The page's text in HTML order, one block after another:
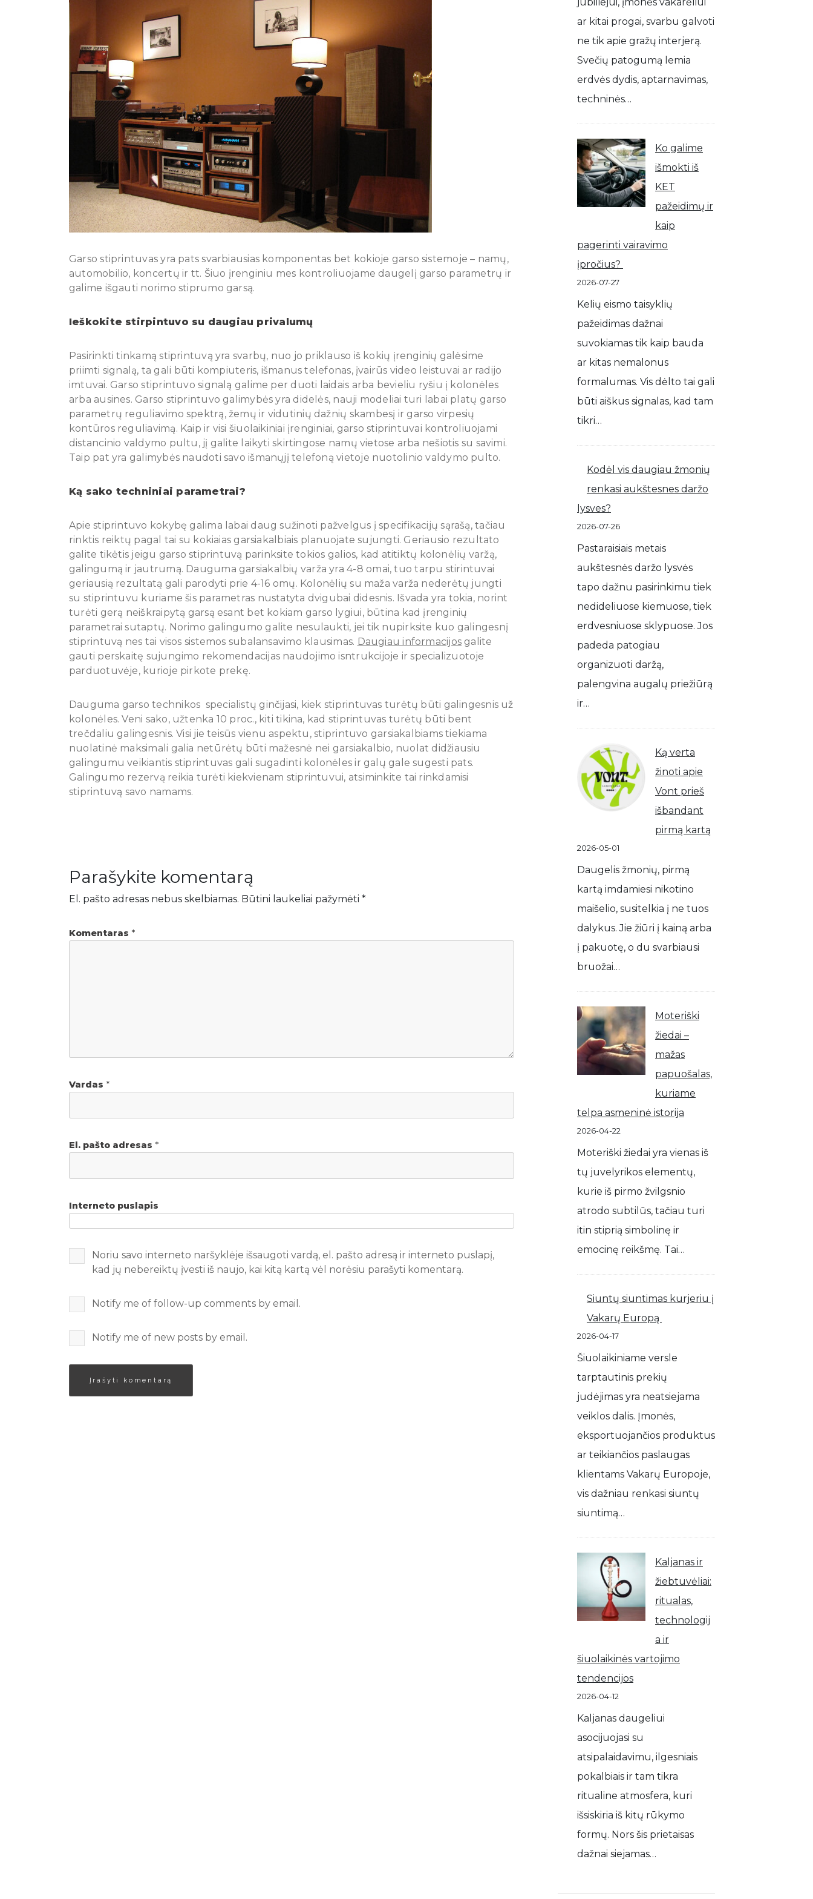
Garso stiprintuvas yra pats svarbiausias komponentas bet kokioje garso sistemoje – namų,
automobilio, koncertų ir tt. Šiuo įrenginiu mes kontroliuojame daugelį garso parametrų ir
galime išgauti norimo stiprumo garsą.
Ieškokite stirpintuvo su daugiau privalumų
Pasirinkti tinkamą stiprintuvą yra svarbų, nuo jo priklauso iš kokių įrenginių galėsime
priimti signalą, ta gali būti kompiuteris, išmanus telefonas, įvairūs video leistuvai ar radijo
imtuvai. Garso stiprintuvo signalą galime per duoti laidais arba bevieliu ryšiu į kolonėles
arba ausines. Garso stiprintuvo galimybės yra didelės, nauji modeliai turi labai platų garso
parametrų reguliavimo spektrą, žemų ir vidutinių dažnių skambesį ir garso virpesių
kontūros reguliavimą. Kaip ir visi šiuolaikiniai įrenginiai, garso stiprintuvai kontroliuojami
distancinio valdymo pultu, jį galite laikyti skirtingose namų vietose arba nešiotis su savimi.
Taip pat yra galimybės naudoti savo išmanųjį telefoną vietoje nuotolinio valdymo pulto.
Ką sako techniniai parametrai?
Apie stiprintuvo kokybę galima labai daug sužinoti pažvelgus į specifikacijų sąrašą, tačiau
rinktis reiktų pagal tai su kokiaias garsiakalbiais planuojate sujungti. Geriausio rezultato
galite tikėtis jeigu garso stiprintuvą parinksite tokios galios, kad atitiktų kolonėlių varžą,
galingumą ir jautrumą. Dauguma garsiakalbių varža yra 4-8 omai, tuo tarpu stirintuvai
geriausią rezultatą gali parodyti prie 4-16 omų. Kolonėlių su maža varža nederėtų jungti
su stiprintuvu kuriame šis parametras nustatyta dvigubai didesnis. Išvada yra tokia, norint
turėti gerą neiškraipytą garsą esant bet kokiam garso lygiui, būtina kad įrenginių
parametrai sutaptų. Norimo galingumo galite nesulaukti, jei tik nupirksite kuo galingesnį
stiprintuvą nes tai visos sistemos subalansavimo klausimas. Daugiau informacijos galite
gauti perskaitę sujungimo rekomendacijas naudojimo isntrukcijoje ir specializuotoje
parduotuvėje, kurioje pirkote prekę.
Dauguma garso technikos specialistų ginčijasi, kiek stiprintuvas turėtų būti galingesnis už
kolonėles. Veni sako, užtenka 10 proc., kiti tikina, kad stiprintuvas turėtų būti bent
trečdaliu galingesnis. Visi jie teisūs vienu aspektu, stiprintuvo garsiakalbiams tiekiama
nuolatinė maksimali galia netūrėtų būti mažesnė nei garsiakalbio, nuolat didžiausiu
galingumu veikiantis stiprintuvas gali sugadinti kolonėles ir galų gale sugesti pats.
Galingumo rezervą reikia turėti kiekvienam stiprintuvui, atsiminkite tai rinkdamisi
stiprintuvą savo namams.
Parašykite komentarą
El. pašto adresas nebus skelbiamas. Būtini laukeliai pažymėti *
Komentaras *
Vardas *
El. pašto adresas *
Interneto puslapis
Noriu savo interneto naršyklėje išsaugoti vardą, el. pašto adresą ir interneto puslapį,
kad jų nebereiktų įvesti iš naujo, kai kitą kartą vėl norėsiu parašyti komentarą.
Notify me of follow-up comments by email.
Notify me of new posts by email.
ar kitai progai, svarbu galvoti
ne tik apie gražų interjerą.
Svečių patogumą lemia
erdvės dydis, aptarnavimas,
techninės…
Ko galime
išmokti iš
KET
pažeidimų ir
kaip
pagerinti vairavimo
įpročius?
2026-07-27
Kelių eismo taisyklių
pažeidimas dažnai
suvokiamas tik kaip bauda
ar kitas nemalonus
formalumas. Vis dėlto tai gali
būti aiškus signalas, kad tam
tikri…
Kodėl vis daugiau žmonių
renkasi aukštesnes daržo
lysves?
2026-07-26
Pastaraisiais metais
aukštesnės daržo lysvės
tapo dažnu pasirinkimu tiek
nedideliuose kiemuose, tiek
erdvesniuose sklypuose. Jos
padeda patogiau
organizuoti daržą,
palengvina augalų priežiūrą
ir…
Ką verta
žinoti apie
Vont prieš
išbandant
pirmą kartą
2026-05-01
Daugelis žmonių, pirmą
kartą imdamiesi nikotino
maišelio, susitelkia į ne tuos
dalykus. Jie žiūri į kainą arba
į pakuotę, o du svarbiausi
bruožai…
Moteriški
žiedai –
mažas
papuošalas,
kuriame
telpa asmeninė istorija
2026-04-22
Moteriški žiedai yra vienas iš
tų juvelyrikos elementų,
kurie iš pirmo žvilgsnio
atrodo subtilūs, tačiau turi
itin stiprią simbolinę ir
emocinę reikšmę. Tai…
Siuntų siuntimas kurjeriu į
Vakarų Europą
2026-04-17
Šiuolaikiniame versle
tarptautinis prekių
judėjimas yra neatsiejama
veiklos dalis. Įmonės,
eksportuojančios produktus
ar teikiančios paslaugas
klientams Vakarų Europoje,
vis dažniau renkasi siuntų
siuntimą…
Kaljanas ir
žiebtuvėliai:
ritualas,
technologij
a ir
šiuolaikinės vartojimo
tendencijos
2026-04-12
Kaljanas daugeliui
asocijuojasi su
atsipalaidavimu, ilgesniais
pokalbiais ir tam tikra
ritualine atmosfera, kuri
išsiskiria iš kitų rūkymo
formų. Nors šis prietaisas
dažnai siejamas…